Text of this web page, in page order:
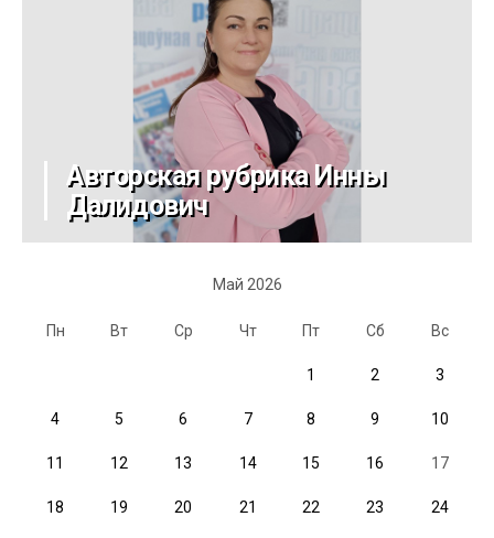
Авторская рубрика Инны
Далидович
Май 2026
Пн Вт Ср Чт Пт Сб Вс
1 2 3
4 5 6 7 8 9 10
11 12 13 14 15 16 17
18 19 20 21 22 23 24